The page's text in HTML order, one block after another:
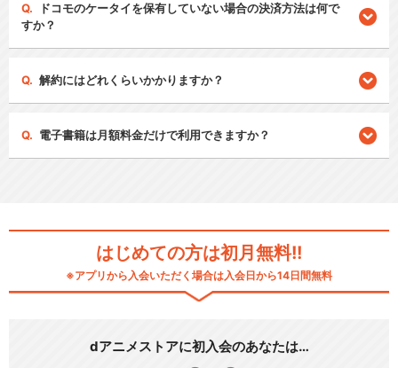
ドコモのケータイを保有していない場合の決済方法は何で
すか？
解約にはどれくらいかかりますか？
電子書籍は月額料金だけで利用できますか？
はじめての方は初月無料!!
※アプリから入会いただく場合は入会日から14日間無料
dアニメストアに初入会のあなたは…